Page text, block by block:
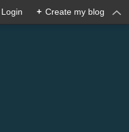
Login + Create my blog